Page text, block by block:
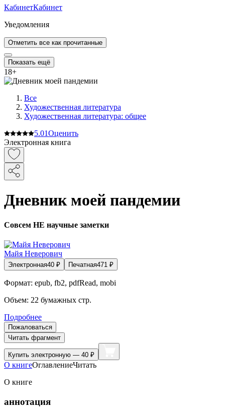
КабинетКабинет
Уведомления
Отметить все как прочитанные
Показать ещё
18+
Все
Художественная литература
Художественная литература: общее
5.01Оценить
Электронная книга
Дневник моей пандемии
Совсем НЕ научные заметки
Майя Неверович
Электронная40 ₽ Печатная471 ₽
Формат: epub, fb2, pdfRead, mobi
Объем: 22 бумажных стр.
Подробнее
Пожаловаться
Читать фрагмент
Купить электронную — 40 ₽
О книгеОглавлениеЧитать
О книге
аннотация